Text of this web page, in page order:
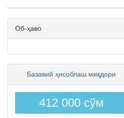
Об-ҳаво
Базавий ҳисоблаш миқдори
412 000 сўм